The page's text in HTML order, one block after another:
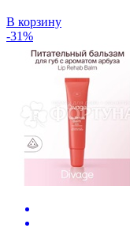
В корзину
-31%